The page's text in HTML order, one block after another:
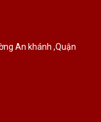
An khánh ,Quận